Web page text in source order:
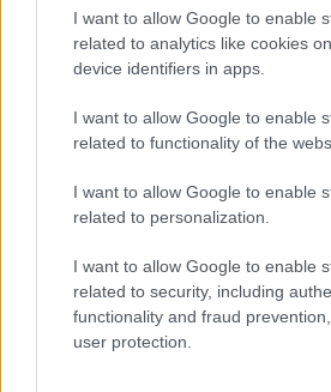
I want to allow Google to enable
related to analytics like cookies
device identifiers in apps.
I want to allow Google to enable
related to functionality of the
I want to allow Google to enable
related to personalization.
I want to allow Google to enable
related to security, including
functionality and fraud
user protection.
για κανένα λόγο την
καλαμαράκια που μυρίζουν
που σερβίρονται σε διάφορες
Υπολογίστε περί τα 15-20€
ψαριάς και παραγγελίας.
Σκελετόβραχος: Παραδοσιακό
ουζερί, σερβίρει
μεζέδες, ελάχιστα
μπακαλιάρο με ξύσμα λεμονιού
με χοντρό αλάτι. Η χαριτωμένη